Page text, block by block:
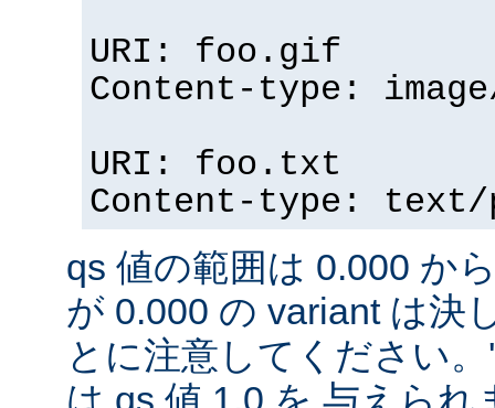
URI: foo.gif
Content-type:
URI: foo.txt
Content-type:
qs 値の範囲は 0.000 か
が 0.000 の variant は決
とに注意してください
は qs 値 1.0 を 与えら